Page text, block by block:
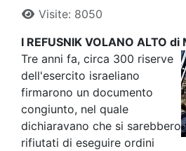
Visite: 8050
I REFUSNIK VOLANO ALTO
Tre anni fa, circa 300 riserve
dell'esercito israeliano
firmarono un documento
congiunto, nel quale
dichiaravano che si sarebbero
rifiutati di eseguire ordini